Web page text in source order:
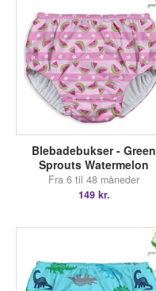
Blebadebukser - Green
Sprouts Watermelon
Fra 6 til 48 måneder
149 kr.